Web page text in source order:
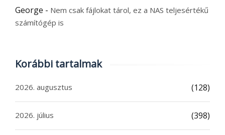
George - Nem csak fájlokat tárol, ez a NAS teljesértékű
számítógép is
Korábbi tartalmak
2026. augusztus (128)
2026. július (398)